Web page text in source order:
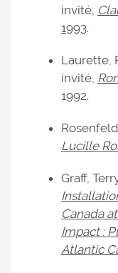
invité,
1993.
Laurette,
invité,
1992.
Lucille
Graff,
Canada
Impact :
Atlantic